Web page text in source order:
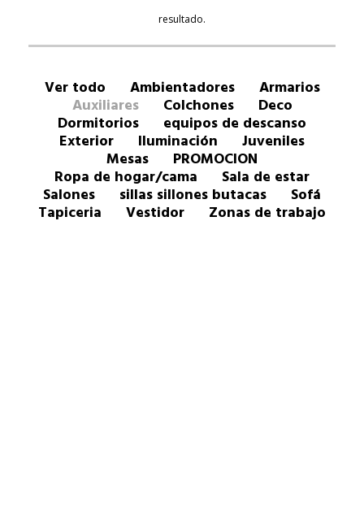
resultado.
Ver todo Ambientadores Armarios
Auxiliares Colchones Deco
Dormitorios equipos de descanso
Exterior Iluminación Juveniles
Mesas PROMOCION
Ropa de hogar/cama Sala de estar
Salones sillas sillones butacas Sofá
Tapiceria Vestidor Zonas de trabajo